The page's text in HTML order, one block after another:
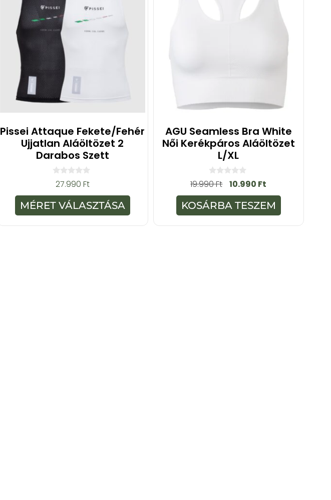
Pissei Attaque Fekete/fehér
Ujjatlan Aláöltözet 2
Darabos Szett
0
a
z
5
-
b
27.990 Ft
MÉRET VÁLASZTÁSA
AGU Seamless Bra White
Női Kerékpáros Aláöltözet
L/XL
0
a
z
5
-
b
19.990Ft 10.990 Ft
KOSÁRBA TESZEM